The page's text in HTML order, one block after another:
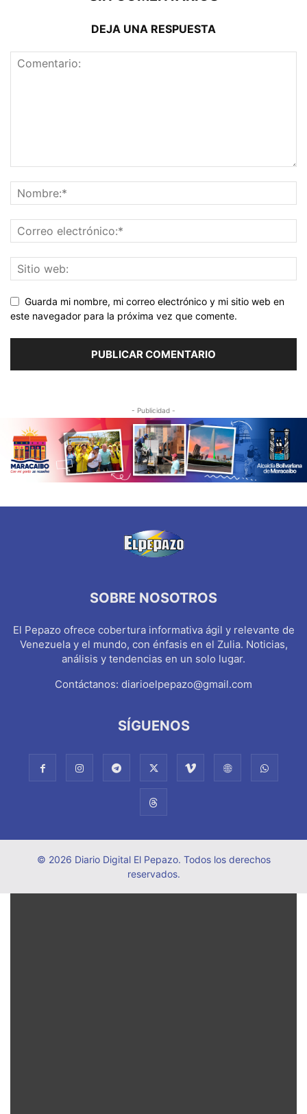
DEJA UNA RESPUESTA
Guarda mi nombre, mi correo electrónico y mi sitio web en
este navegador para la próxima vez que comente.
- Publicidad -
SOBRE NOSOTROS
El Pepazo ofrece cobertura informativa ágil y relevante de
Venezuela y el mundo, con énfasis en el Zulia. Noticias,
análisis y tendencias en un solo lugar.
Contáctanos: diarioelpepazo@gmail.com
SÍGUENOS
© 2026 Diario Digital El Pepazo. Todos los derechos
reservados.